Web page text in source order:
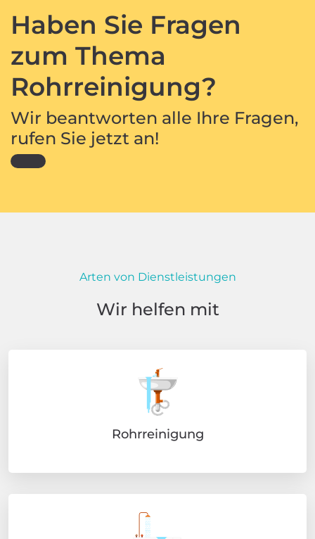
Haben Sie Fragen
zum Thema
Rohrreinigung?
Wir beantworten alle Ihre Fragen,
rufen Sie jetzt an!
Arten von Dienstleistungen
Wir helfen mit
Rohrreinigung